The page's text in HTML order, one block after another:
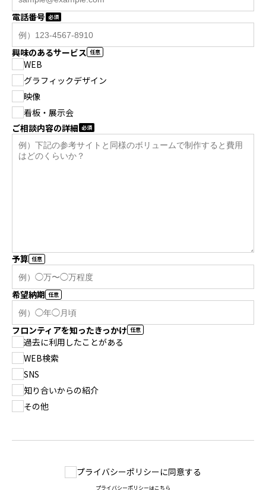
電話番号
興味のあるサービス
WEB
グラフィックデザイン
映像
看板・展示会
ご相談内容の詳細
予算
希望納期
フロンティアを知ったきっかけ
過去に利用したことがある
WEB検索
SNS
知り合いからの紹介
その他
プライバシーポリシーに同意する
プライバシーポリシーはこちら